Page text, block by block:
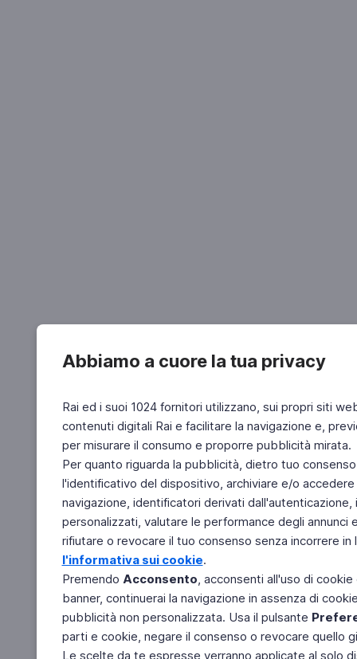
Abbiamo a cuore la tua privacy
Rai ed i suoi 1024 fornitori utilizzano, sui propri siti
contenuti digitali Rai e facilitare la navigazione e,
per misurare il consumo e proporre pubblicità mirata.
Per quanto riguarda la pubblicità, dietro tuo
l'identificativo del dispositivo, archiviare e/o
navigazione, identificatori derivati
personalizzati, valutare le performance degli
rifiutare o revocare il tuo consenso senza incorrere
l'informativa sui cookie.
Premendo Acconsento, acconsenti all'uso di
banner, continuerai la navigazione in assenza di
pubblicità non personalizzata. Usa il pulsante
parti e cookie, negare il consenso o revocare quello
Le scelte da te espresse verranno applicate al solo